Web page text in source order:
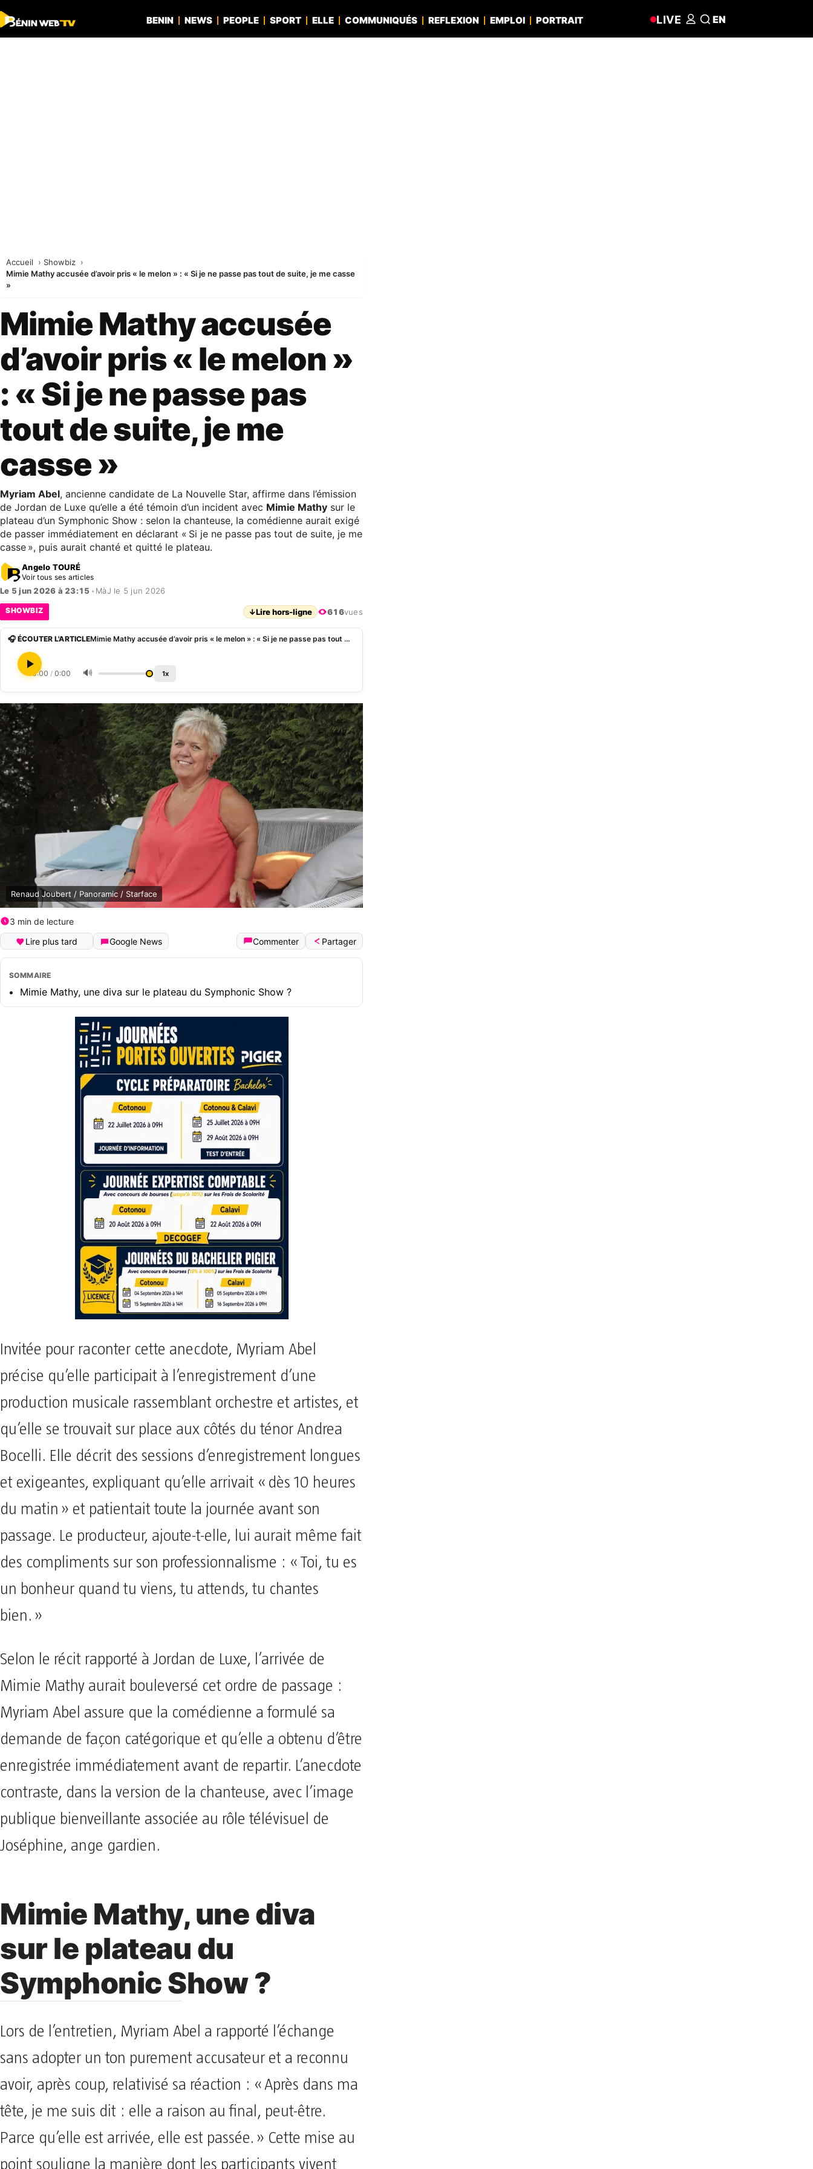
BENIN NEWS PEOPLE SPORT ELLE COMMUNIQUÉS REFLEXION EMPLOI PORTRAIT LIVE EN
Accueil
Showbiz
Mimie Mathy accusée d’avoir pris « le melon » : « Si je ne passe pas tout de suite, je me casse
»
Mimie Mathy accusée
d’avoir pris « le melon »
: « Si je ne passe pas
tout de suite, je me
casse »
Myriam Abel, ancienne candidate de La Nouvelle Star, affirme dans l’émission
de Jordan de Luxe qu’elle a été témoin d’un incident avec Mimie Mathy sur le
plateau d’un Symphonic Show : selon la chanteuse, la comédienne aurait exigé
de passer immédiatement en déclarant « Si je ne passe pas tout de suite, je me
casse », puis aurait chanté et quitté le plateau.
Angelo TOURÉ
Voir tous ses articles
Le 5 jun 2026 à 23:15 • MàJ le 5 jun 2026
SHOWBIZ ↓Lire hors-ligne 616vues
🎧 ÉCOUTER L'ARTICLE Mimie Mathy accusée d’avoir pris « le melon » : « Si je ne passe pas tout de suite, je me casse »
0:00 / 0:00 🔊 1x
Renaud Joubert / Panoramic / Starface
3 min de lecture
Lire plus tard
Google News Commenter Partager
SOMMAIRE
Mimie Mathy, une diva sur le plateau du Symphonic Show ?
Invitée pour raconter cette anecdote, Myriam Abel
précise qu’elle participait à l’enregistrement d’une
production musicale rassemblant orchestre et artistes, et
qu’elle se trouvait sur place aux côtés du ténor Andrea
Bocelli. Elle décrit des sessions d’enregistrement longues
et exigeantes, expliquant qu’elle arrivait « dès 10 heures
du matin » et patientait toute la journée avant son
passage. Le producteur, ajoute-t-elle, lui aurait même fait
des compliments sur son professionnalisme : « Toi, tu es
un bonheur quand tu viens, tu attends, tu chantes
bien. »
Selon le récit rapporté à Jordan de Luxe, l’arrivée de
Mimie Mathy aurait bouleversé cet ordre de passage :
Myriam Abel assure que la comédienne a formulé sa
demande de façon catégorique et qu’elle a obtenu d’être
enregistrée immédiatement avant de repartir. L’anecdote
contraste, dans la version de la chanteuse, avec l’image
publique bienveillante associée au rôle télévisuel de
Joséphine, ange gardien.
Mimie Mathy, une diva
sur le plateau du
Symphonic Show ?
Lors de l’entretien, Myriam Abel a rapporté l’échange
sans adopter un ton purement accusateur et a reconnu
avoir, après coup, relativisé sa réaction : « Après dans ma
tête, je me suis dit : elle a raison au final, peut-être.
Parce qu’elle est arrivée, elle est passée. » Cette mise au
point souligne la manière dont les participants vivent